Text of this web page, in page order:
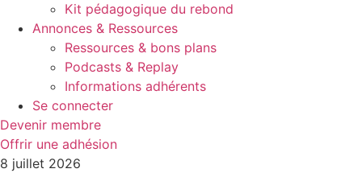
Kit pédagogique du rebond
Annonces & Ressources
Ressources & bons plans
Podcasts & Replay
Informations adhérents
Se connecter
Devenir membre
Offrir une adhésion
8 juillet 2026